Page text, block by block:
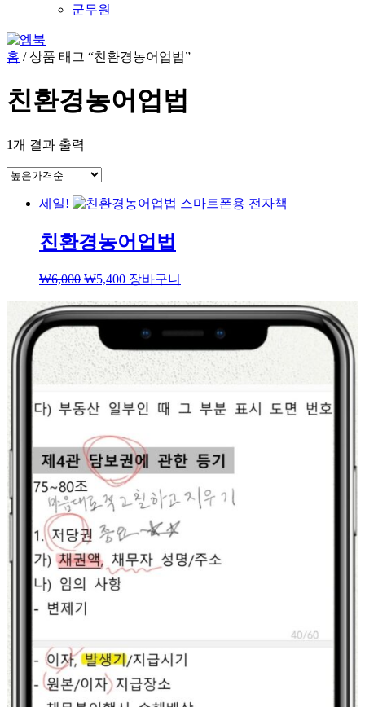
군무원
홈 / 상품 태그 “친환경농어업법”
친환경농어업법
1개 결과 출력
세일!
친환경농어업법
₩6,000 ₩5,400 장바구니